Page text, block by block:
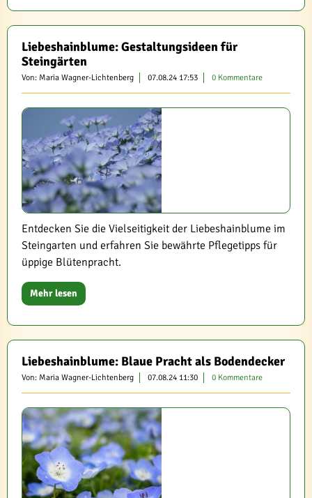
Liebeshainblume: Gestaltungsideen für
Steingärten
Von: Maria Wagner-Lichtenberg 07.08.24 17:53 0 Kommentare
Entdecken Sie die Vielseitigkeit der Liebeshainblume im
Steingarten und erfahren Sie bewährte Pflegetipps für
üppige Blütenpracht.
Mehr lesen
Liebeshainblume: Blaue Pracht als Bodendecker
Von: Maria Wagner-Lichtenberg 07.08.24 11:30 0 Kommentare